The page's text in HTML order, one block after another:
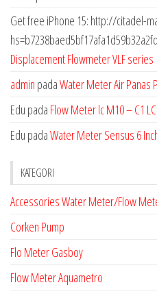
Get free iPhone 15: http://citadel-
Displacement Flowmeter VLF series
admin padaWater Meter Air Panas
Edu pada Flow Meter lc M10 – C1
Edu padaWater Meter Sensus 6
KATEGORI
Accessories Water Meter/Flow
Corken Pump
Flo Meter Gasboy
Flow Meter Aquametro